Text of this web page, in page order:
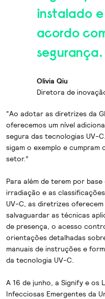
instalado
acordo
Olivia Qiu
Diretora de
“Ao adotar as diretrizes da
oferecemos um nível
segura das tecnologias UV-
sigam o exemplo e
setor.”
Para além de terem por
irradiação e as
UV-C, as diretrizes
salvaguardar as técnicas
de presença, o acesso
orientações detalhadas
manuais de instruções e
da tecnologia UV-C.
A 16 de junho, a Signify e os
Infecciosas Emergentes da